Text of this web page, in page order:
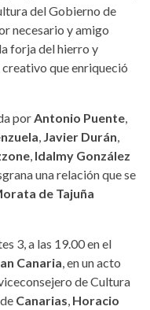
del Gobierno de
necesario y amigo
forja del hierro y
que enriqueció
porAntonio Puente,
, Javier Durán,
, Idalmy González
una relación que se
de Tajuña
3, a las 19.00 en el
Canaria, en un acto
de Cultura
Canarias, Horacio